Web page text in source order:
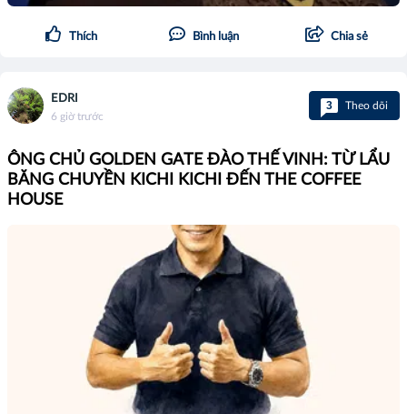
Thích Bình luận Chia sẻ
EDRI
6 giờ trước
3 Theo dõi
ÔNG CHỦ GOLDEN GATE ĐÀO THẾ VINH: TỪ LẨU
BĂNG CHUYỀN KICHI KICHI ĐẾN THE COFFEE
HOUSE